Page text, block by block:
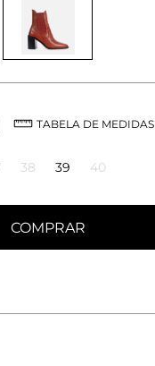
TABELA DE MEDIDAS
38 39 40
COMPRAR